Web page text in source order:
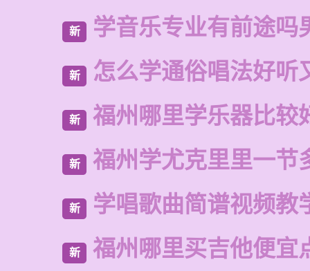
新 学音乐专业有前途吗
新 怎么学通俗唱法好听
新 福州哪里学乐器比较
新 福州学尤克里里一节
新 学唱歌曲简谱视频教
新 福州哪里买吉他便宜